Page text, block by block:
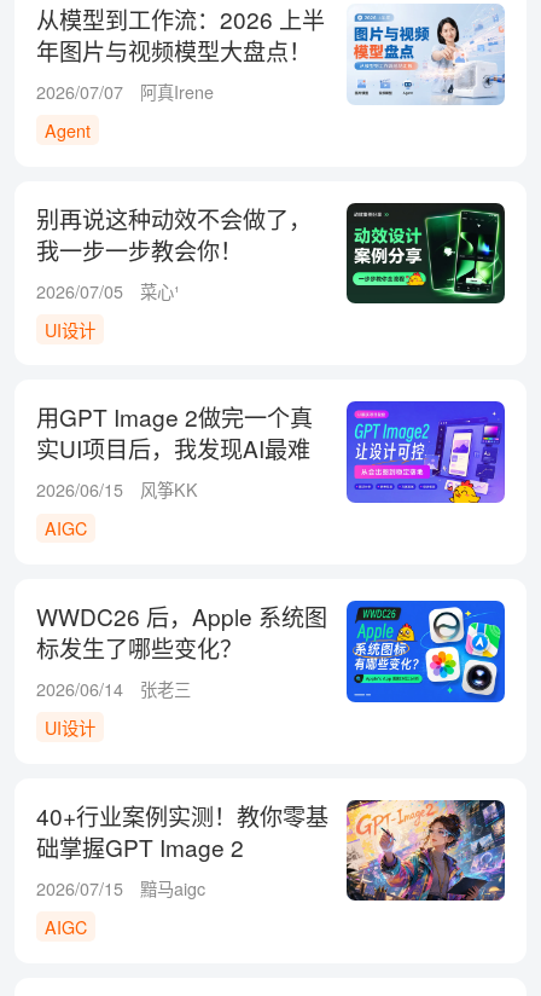
从模型到工作流：2026 上半
年图片与视频模型大盘点！
2026/07/07
阿真Irene
Agent
别再说这种动效不会做了，
我一步一步教会你！
2026/07/05
菜心¹
UI设计
用GPT Image 2做完一个真
实UI项目后，我发现AI最难
的不是出图
2026/06/15
风筝KK
AIGC
WWDC26 后，Apple 系统图
标发生了哪些变化？
2026/06/14
张老三
UI设计
40+行业案例实测！教你零基
础掌握GPT Image 2
2026/07/15
黯马aigc
AIGC